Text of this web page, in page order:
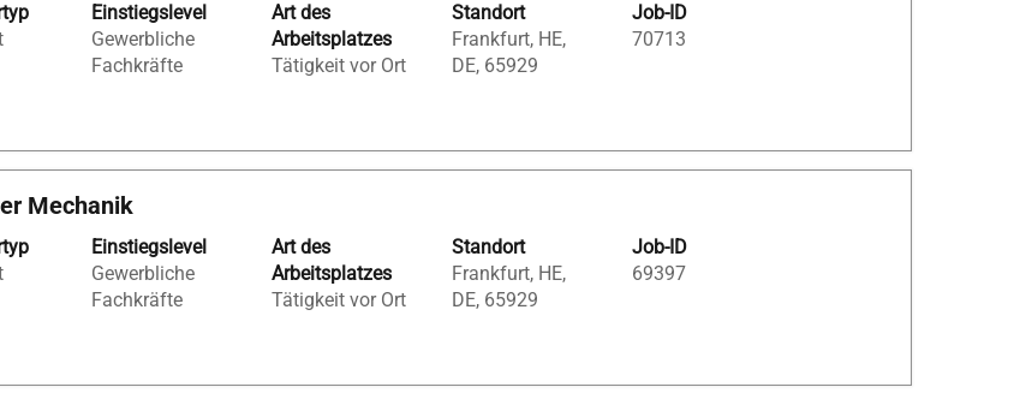
Einstiegslevel
Gewerbliche
Fachkräfte
Art des
Arbeitsplatzes
Tätigkeit vor Ort
Standort
Frankfurt, HE,
DE, 65929
Job-ID
70713
Mechanik
Einstiegslevel
Gewerbliche
Fachkräfte
Art des
Arbeitsplatzes
Tätigkeit vor Ort
Standort
Frankfurt, HE,
DE, 65929
Job-ID
69397